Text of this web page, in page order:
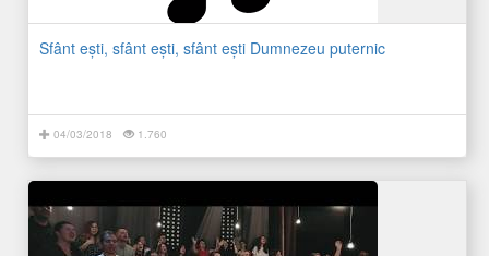
Sfânt eşti, sfânt eşti, sfânt eşti Dumnezeu puternic
04/03/2018 1.760